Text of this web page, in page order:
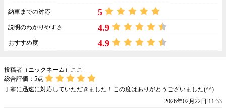
納車までの対応 5
説明のわかりやすさ 4.9
おすすめ度 4.9
投稿者（ニックネーム）ここ
総合評価： 5点
丁寧に迅速に対応していただきました！この度はありがとうございました(^^)
2026年02月22日 11:33